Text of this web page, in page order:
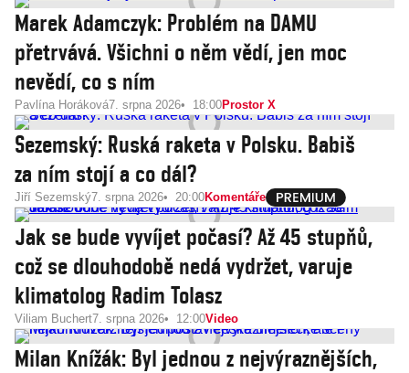
Marek Adamczyk: Problém na DAMU
přetrvává. Všichni o něm vědí, jen moc
nevědí, co s ním
Pavlína Horáková7. srpna 2026 18:00Prostor X
Sezemský: Ruská raketa v Polsku. Babiš
za ním stojí a co dál?
Jiří Sezemský7. srpna 2026 20:00Komentáře
Jak se bude vyvíjet počasí? Až 45 stupňů,
což se dlouhodobě nedá vydržet, varuje
klimatolog Radim Tolasz
Viliam Buchert7. srpna 2026 12:00Video
Milan Knížák: Byl jednou z nejvýraznějších,